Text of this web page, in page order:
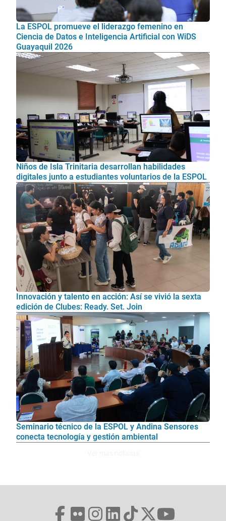
La ESPOL promueve el liderazgo femenino en
Ciencia de Datos e Inteligencia Artificial con WiDS
Guayaquil 2026
Niños de Isla Trinitaria desarrollan habilidades
digitales junto a estudiantes voluntarios de la ESPOL
Innovación y talento en acción: Así se vivió la sexta
edición de Clubes: Ready. Set. Join
Seminario técnico de la ESPOL y Andina Sensores
conecta tecnología y gestión ambiental